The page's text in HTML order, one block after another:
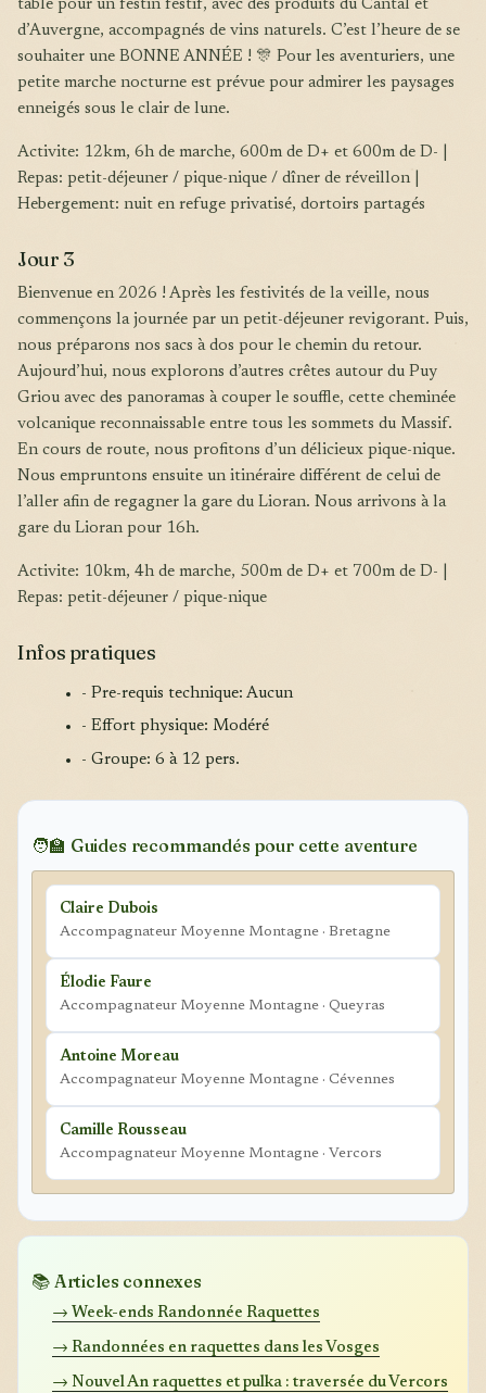
table pour un festin festif, avec des produits du Cantal et
d’Auvergne, accompagnés de vins naturels. C’est l’heure de se
souhaiter une BONNE ANNÉE ! 🎊 Pour les aventuriers, une
petite marche nocturne est prévue pour admirer les paysages
enneigés sous le clair de lune.
Activite: 12km, 6h de marche, 600m de D+ et 600m de D- |
Repas: petit-déjeuner / pique-nique / dîner de réveillon |
Hebergement: nuit en refuge privatisé, dortoirs partagés
Jour 3
Bienvenue en 2026 ! Après les festivités de la veille, nous
commençons la journée par un petit-déjeuner revigorant. Puis,
nous préparons nos sacs à dos pour le chemin du retour.
Aujourd’hui, nous explorons d’autres crêtes autour du Puy
Griou avec des panoramas à couper le souffle, cette cheminée
volcanique reconnaissable entre tous les sommets du Massif.
En cours de route, nous profitons d’un délicieux pique-nique.
Nous empruntons ensuite un itinéraire différent de celui de
l’aller afin de regagner la gare du Lioran. Nous arrivons à la
gare du Lioran pour 16h.
Activite: 10km, 4h de marche, 500m de D+ et 700m de D- |
Repas: petit-déjeuner / pique-nique
Infos pratiques
- Pre-requis technique: Aucun
- Effort physique: Modéré
- Groupe: 6 à 12 pers.
🧑‍🏫 Guides recommandés pour cette aventure
Claire Dubois
Accompagnateur Moyenne Montagne · Bretagne
Élodie Faure
Accompagnateur Moyenne Montagne · Queyras
Antoine Moreau
Accompagnateur Moyenne Montagne · Cévennes
Camille Rousseau
Accompagnateur Moyenne Montagne · Vercors
📚 Articles connexes
→ Week-ends Randonnée Raquettes
→ Randonnées en raquettes dans les Vosges
→ Nouvel An raquettes et pulka : traversée du Vercors